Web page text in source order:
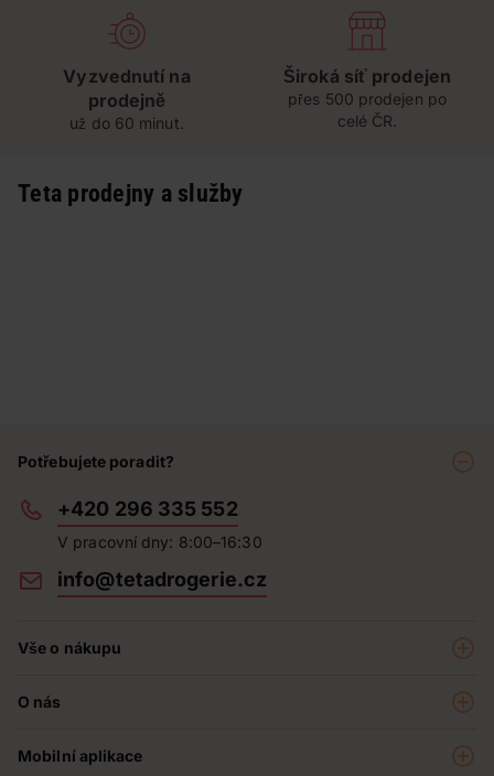
Vyzvednutí na
prodejně
už do 60 minut.
Široká síť prodejen
přes 500 prodejen po
celé ČR.
Teta prodejny a služby
Potřebujete poradit?
+420 296 335 552
V pracovní dny: 8:00–16:30
info@tetadrogerie.cz
Vše o nákupu
Prodejny
O nás
Mobilní aplikace